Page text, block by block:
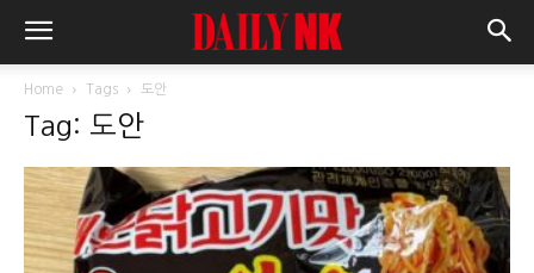
Home Tags 도안
Tag: 도안